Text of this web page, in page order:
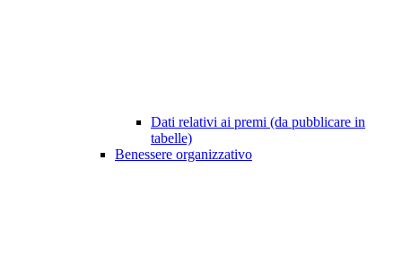
Dati relativi ai premi (da pubblicare in
tabelle)
Benessere organizzativo